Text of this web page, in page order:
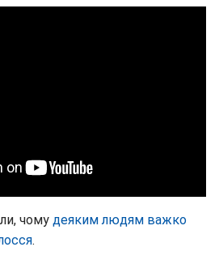
чому деяким людям важко
.